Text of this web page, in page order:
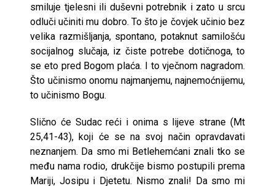
smiluje tjelesni ili duševni potrebnik i zato u srcu
odluči učiniti mu dobro. To što je čovjek učinio bez
velika razmišljanja, spontano, potaknut samilošću
socijalnog slučaja, iz čiste potrebe dotičnoga, to
se eto pred Bogom plaća. I to vječnom nagradom.
Što učinismo onomu najmanjemu, najnemoćnijemu,
to učinismo Bogu.
Slično će Sudac reći i onima s lijeve strane (Mt
25,41-43), koji će se na svoj način opravdavati
neznanjem. Da smo mi Betlehemćani znali tko se
među nama rodio, drukčije bismo postupili prema
Mariji, Josipu i Djetetu. Nismo znali! Da smo mi